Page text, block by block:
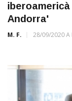
Andorra'
M. F. 28/09/2020 A